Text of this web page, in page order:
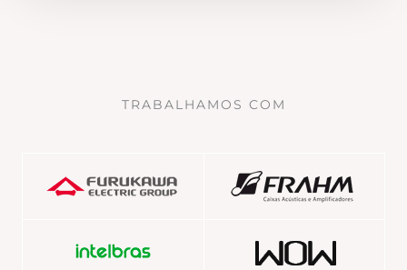
TRABALHAMOS COM